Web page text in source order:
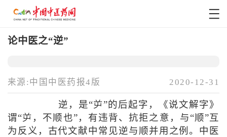
论中医之“逆”
来源:中国中医药报4版 2020-12-31
逆，是“屰”的后起字，《说文解字》
谓“屰，不顺也”，有违背、抗拒之意，与“顺”互
为反义，古代文献中常见逆与顺并用之例。中医